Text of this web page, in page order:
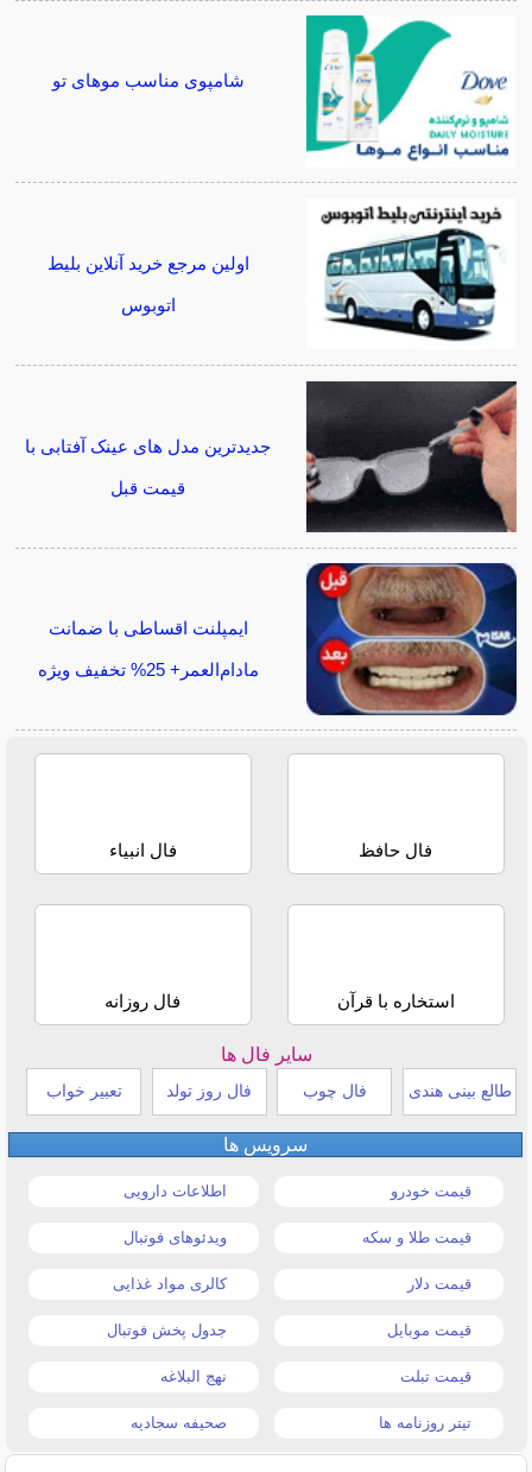
شامپوی مناسب موهای تو
اولین مرجع خرید آنلاین بلیط
اتوبوس
جدیدترین مدل های عینک آفتابی با
قیمت قبل
ایمپلنت اقساطی با ضمانت
مادام‌العمر+ 25% تخفیف ویژه
فال حافظ فال انبیاء
استخاره با قرآن فال روزانه
سایر فال ها
طالع بینی هندی فال چوب فال روز تولد تعبیر خواب
سرویس ها
قیمت خودرو اطلاعات دارویی
قیمت طلا و سکه ویدئوهای فوتبال
قیمت دلار کالری مواد غذایی
قیمت موبایل جدول پخش فوتبال
قیمت تبلت نهج البلاغه
تیتر روزنامه ها صحیفه سجادیه